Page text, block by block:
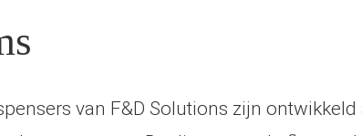
van F&D Solutions zijn